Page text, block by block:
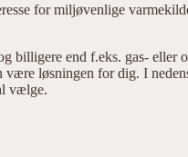
for miljøvenlige
billigere end f.eks. gas-
løsningen for dig. I
vælge.